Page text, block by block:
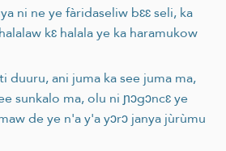
ni ne ye fàridaseliw bɛɛ seli, ka
kɛ halala ye ka haramukow
duuru, ani juma ka see juma ma,
sunkalo ma, olu ni ɲɔgɔncɛ ye
de ye n'a y'a yɔrɔ janya jùrùmu